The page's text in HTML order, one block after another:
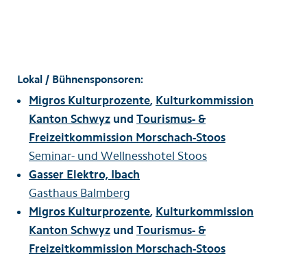
Lokal / Bühnensponsoren:
Migros Kulturprozente, Kulturkommission
Kanton Schwyz und Tourismus- &
Freizeitkommission Morschach-Stoos
Seminar- und Wellnesshotel Stoos
Gasser Elektro, Ibach
Gasthaus Balmberg
Migros Kulturprozente, Kulturkommission
Kanton Schwyz und Tourismus- &
Freizeitkommission Morschach-Stoos